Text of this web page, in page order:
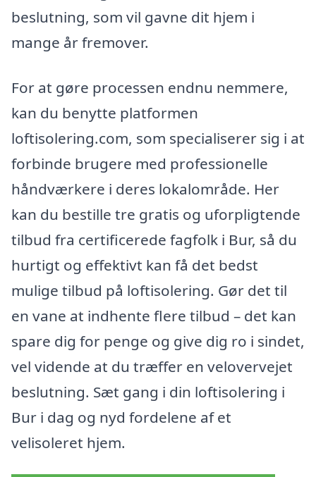
beslutning, som vil gavne dit hjem i
mange år fremover.
For at gøre processen endnu nemmere,
kan du benytte platformen
loftisolering.com, som specialiserer sig i at
forbinde brugere med professionelle
håndværkere i deres lokalområde. Her
kan du bestille tre gratis og uforpligtende
tilbud fra certificerede fagfolk i Bur, så du
hurtigt og effektivt kan få det bedst
mulige tilbud på loftisolering. Gør det til
en vane at indhente flere tilbud – det kan
spare dig for penge og give dig ro i sindet,
vel vidende at du træffer en velovervejet
beslutning. Sæt gang i din loftisolering i
Bur i dag og nyd fordelene af et
velisoleret hjem.